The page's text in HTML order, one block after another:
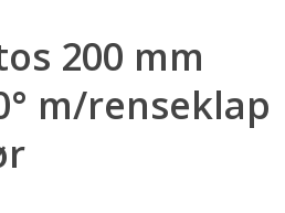
200 mm
m/renseklap